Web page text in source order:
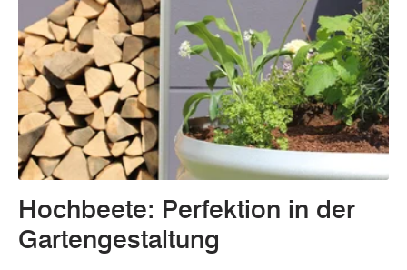
Hochbeete: Perfektion in der
Gartengestaltung